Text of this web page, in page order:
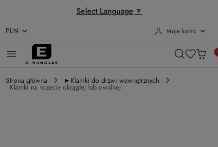
Select Language ▼
Przejdź do treści głównej
Przejdź do wyszukiwarki
Przejdź do moje konto
Przejdź do menu głównego
Przejdź do opisu produktu
Przejdź do stopki
PLN Moje konto
Strona główna ►Klamki do drzwi wewnętrznych
• Klamki na rozecie okrągłej lub owalnej